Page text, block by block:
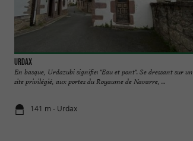
URDAX
En basque, Urdazubi signifie: "Eau et pont". Se dressant sur un
site privilégié, aux portes du Royaume de Navarre, ...
141 m - Urdax